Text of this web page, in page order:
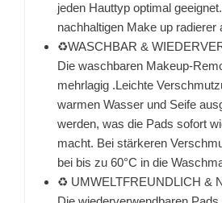
jeden Hauttyp optimal
nachhaltigen Make up radierer
♻️WASCHBAR &
Die waschbaren Makeup-
mehrlagig .Leichte
warmen Wasser und Seife
werden, was die Pads sofort
macht. Bei stärkeren
bei bis zu 60°C in die
♻️ UMWELTFREUNDLICH &